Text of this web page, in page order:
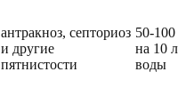
антракноз, септориоз
и другие
пятнистости
50-100
на 10 л
воды